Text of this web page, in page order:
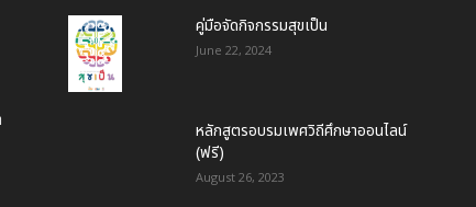
คู่มือจัดกิจกรรมสุขเป็น
June 22, 2024
หลักสูตรอบรมเพศวิถีศึกษาออนไลน์
(ฟรี)
August 26, 2023